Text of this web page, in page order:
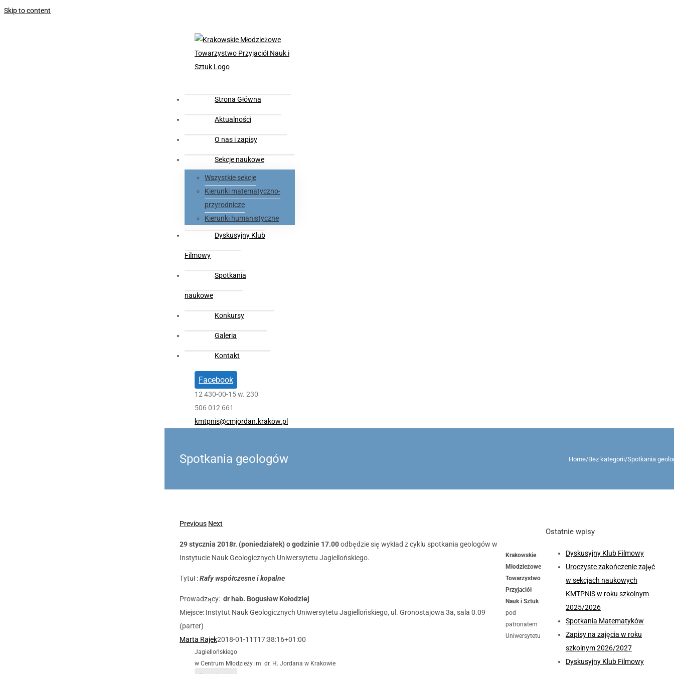
Skip to content
Strona Główna
Aktualności
O nas i zapisy
Sekcje naukowe
Wszystkie sekcje
Kierunki matematyczno-
przyrodnicze
Kierunki humanistyczne
Dyskusyjny Klub
Filmowy
Spotkania
naukowe
Konkursy
Galeria
Kontakt
Facebook
12 430-00-15 w. 230
506 012 661
kmtpnis@cmjordan.krakow.pl
Spotkania geologów Home/Bez kategorii/Spotkania
Previous Next
29 stycznia 2018r. (poniedziałek) o godzinie 17.00odbędzie się wykład z cyklu spotkania geologów w
Instytucie Nauk Geologicznych Uniwersytetu Jagiellońskiego.
Tytuł :Rafy współczesne i kopalne
Prowadzący: dr hab. Bogusław Kołodziej
Miejsce: Instytut Nauk Geologicznych Uniwersytetu Jagiellońskiego, ul. Gronostajowa 3a, sala 0.09
(parter)
Marta Rajek2018-01-11T17:38:16+01:00
Ostatnie wpisy
Dyskusyjny Klub Filmowy
Uroczyste zakończenie zajęć
w sekcjach naukowych
KMTPNiS w roku szkolnym
2025/2026
Spotkania Matematyków
Zapisy na zajęcia w roku
szkolnym 2026/2027
Dyskusyjny Klub Filmowy
Krakowskie
Młodzieżowe
Towarzystwo
Przyjaciół
Nauk i Sztuk
pod
patronatem
Uniwersytetu
Jagiellońskiego
w Centrum Młodzieży im. dr. H. Jordana w Krakowie